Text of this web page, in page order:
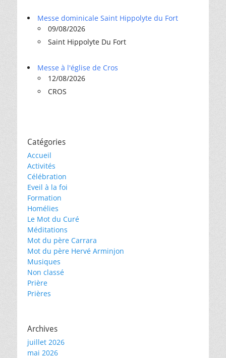
Messe dominicale Saint Hippolyte du Fort
09/08/2026
Saint Hippolyte Du Fort
Messe à l'église de Cros
12/08/2026
CROS
Catégories
Accueil
Activités
Célébration
Eveil à la foi
Formation
Homélies
Le Mot du Curé
Méditations
Mot du père Carrara
Mot du père Hervé Arminjon
Musiques
Non classé
Prière
Prières
Archives
juillet 2026
mai 2026